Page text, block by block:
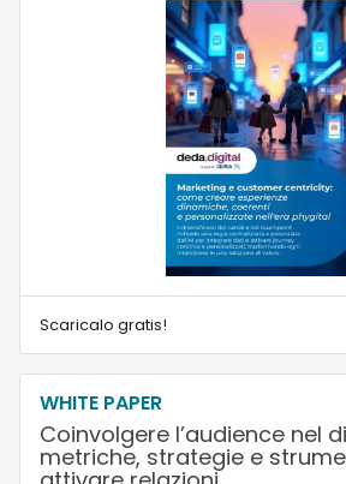
Scaricalo gratis!
WHITE PAPER
Coinvolgere l’audience nel
metriche, strategie e